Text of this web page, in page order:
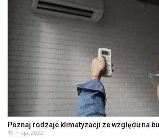
Poznaj rodzaje klimatyzacji ze względu na
18 maja, 2022